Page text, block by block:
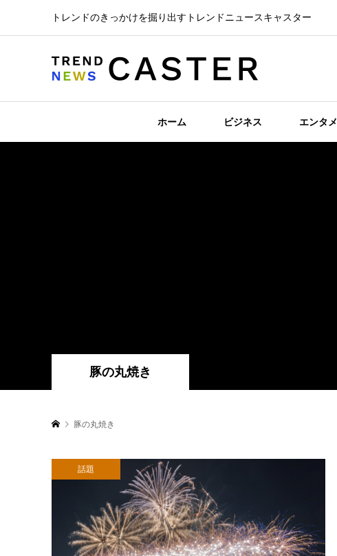
トレンドのきっかけを掘り出すトレンドニュースキャスター
ホーム ビジネス エンタメ
豚の丸焼き
豚の丸焼き
話題